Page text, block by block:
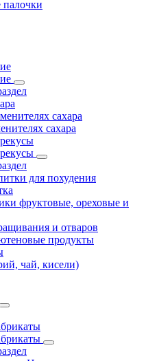
сахара
сахара
для похудения
фруктовые, ореховые и
и отваров
продукты
чай, кисели)